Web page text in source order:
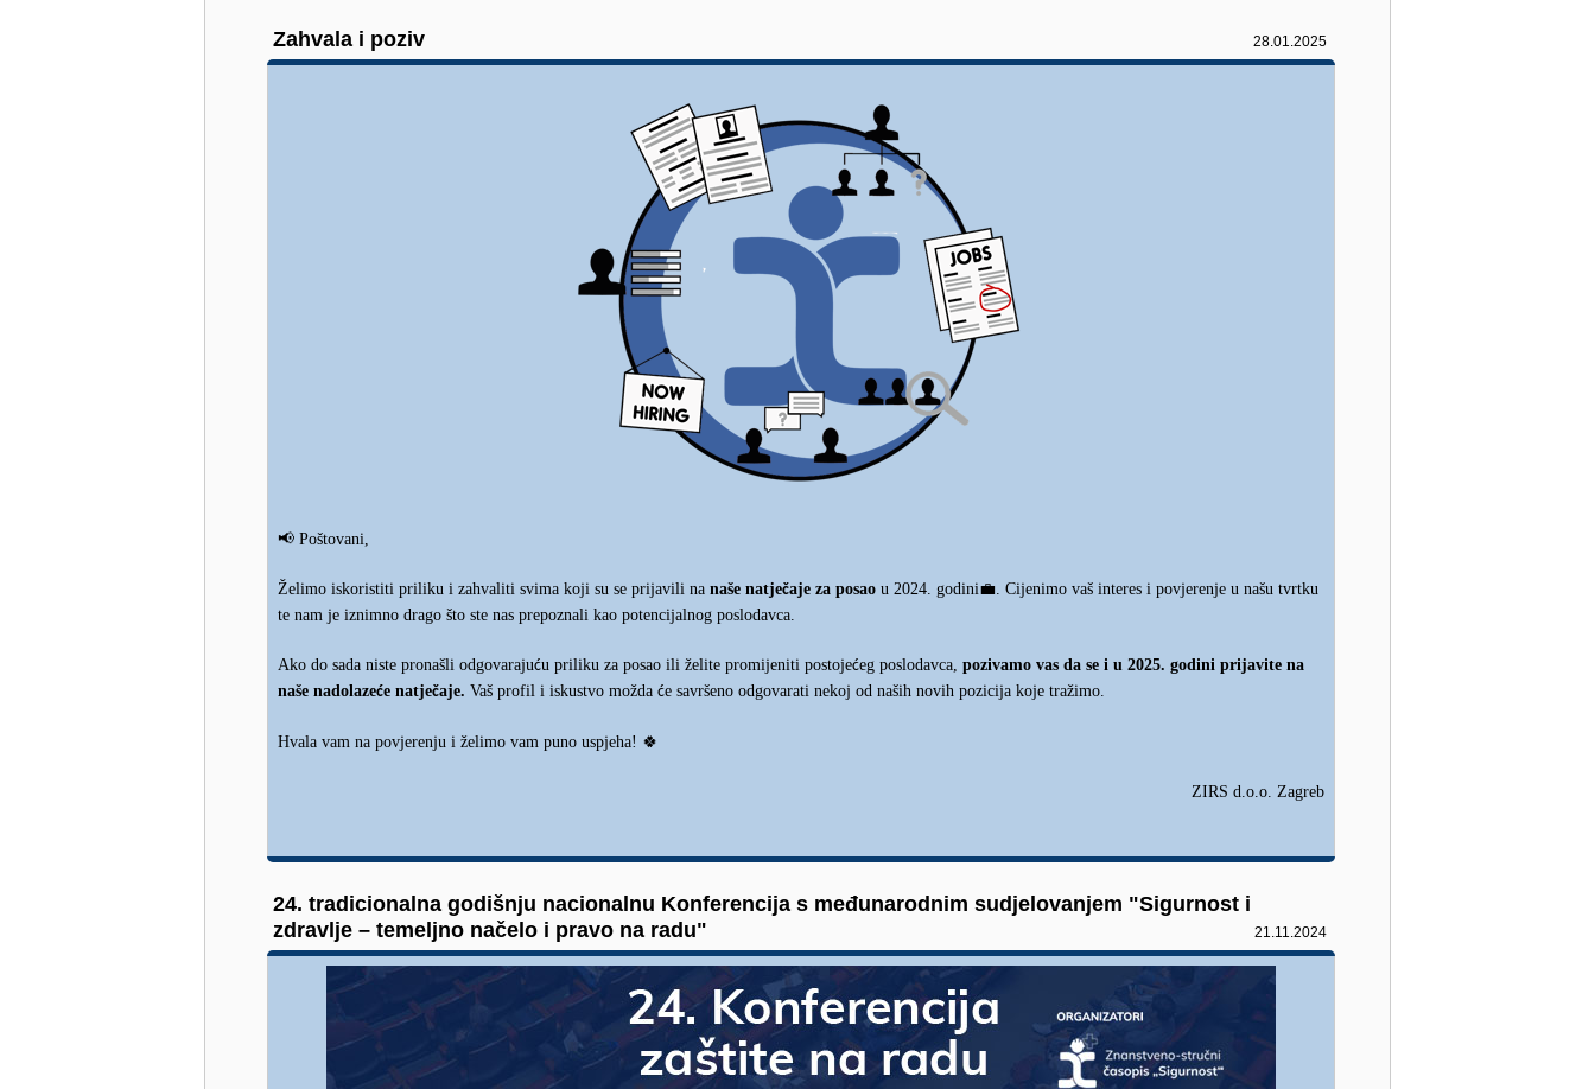
Zahvala i poziv 28.01.2025
📢Poštovani,
Želimo iskoristiti priliku i zahvaliti svima koji su se prijavili na naše natječaje za posaou 2024. godini💼. Cijenimo vaš interes i povjerenje u našu tvrtku
te nam je iznimno drago što ste nas prepoznali kao potencijalnog poslodavca.
Ako do sada niste pronašli odgovarajuću priliku za posao ili želite promijeniti postojećeg poslodavca, pozivamo vas da se i u 2025. godini prijavite na
naše nadolazeće natječaje. Vaš profil i iskustvo možda će savršeno odgovarati nekoj od naših novih pozicija koje tražimo.
Hvala vam na povjerenju i želimo vam puno uspjeha! 🍀
ZIRS d.o.o. Zagreb
24. tradicionalna godišnju nacionalnu Konferencija s međunarodnim sudjelovanjem "Sigurnost i
zdravlje – temeljno načelo i pravo na radu"
21.11.2024